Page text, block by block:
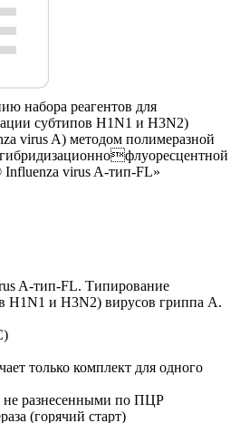
набора реагентов для
субтипов H1N1 и H3N2)
virus A) методом полимеразной
virus A-тип-FL»
A-тип-FL. Типирование
H1N1 и H3N2) вирусов гриппа А.